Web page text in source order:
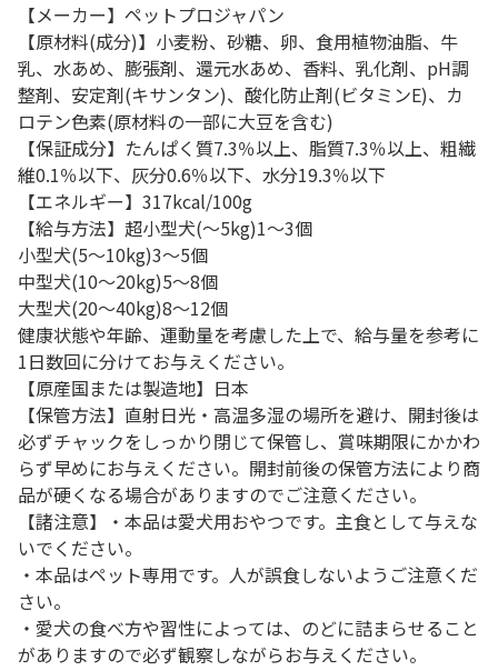
【メーカー】ペットプロジャパン
【原材料(成分)】小麦粉、砂糖、卵、食用植物油脂、牛
乳、水あめ、膨張剤、還元水あめ、香料、乳化剤、pH調
整剤、安定剤(キサンタン)、酸化防止剤(ビタミンE)、カ
ロテン色素(原材料の一部に大豆を含む)
【保証成分】たんぱく質7.3％以上、脂質7.3％以上、粗繊
維0.1％以下、灰分0.6％以下、水分19.3％以下
【エネルギー】317kcal/100g
【給与方法】超小型犬(～5kg)1～3個
小型犬(5～10kg)3～5個
中型犬(10～20kg)5～8個
大型犬(20～40kg)8～12個
健康状態や年齢、運動量を考慮した上で、給与量を参考に
1日数回に分けてお与えください。
【原産国または製造地】日本
【保管方法】直射日光・高温多湿の場所を避け、開封後は
必ずチャックをしっかり閉じて保管し、賞味期限にかかわ
らず早めにお与えください。開封前後の保管方法により商
品が硬くなる場合がありますのでご注意ください。
【諸注意】・本品は愛犬用おやつです。主食として与えな
いでください。
・本品はペット専用です。人が誤食しないようご注意くだ
さい。
・愛犬の食べ方や習性によっては、のどに詰まらせること
がありますので必ず観察しながらお与えください。